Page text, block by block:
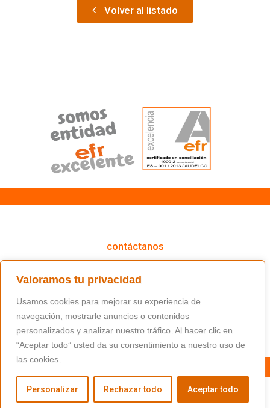
Valoramos tu privacidad
Usamos cookies para mejorar su experiencia de
navegación, mostrarle anuncios o contenidos
personalizados y analizar nuestro tráfico. Al hacer clic en
“Aceptar todo” usted da su consentimiento a nuestro uso de
las cookies.
Personalizar Rechazar todo Aceptar todo
Volver al listado
contáctanos
(+34) 91 766 98 56 / fundacion@masfamilia.org
síguenos en nuestras redes sociales